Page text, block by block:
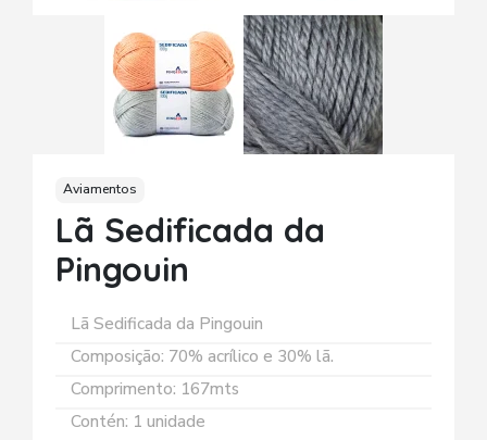
Aviamentos
Lã Sedificada da
Pingouin
Lã Sedificada da Pingouin
Composição: 70% acrílico e 30% lã.
Comprimento: 167mts
Contén: 1 unidade